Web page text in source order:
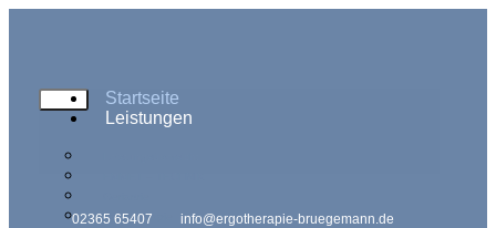
Startseite
Leistungen
Handtherapie
02365 65407 info@ergotherapie-bruegemann.de